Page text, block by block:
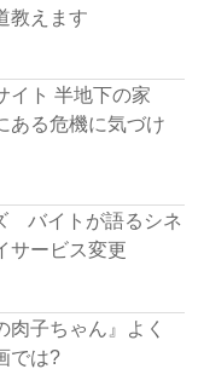
教えます
イト 半地下の家
ある危機に気づけ
バイトが語るシネ
サービス変更
肉子ちゃん』よく
では?